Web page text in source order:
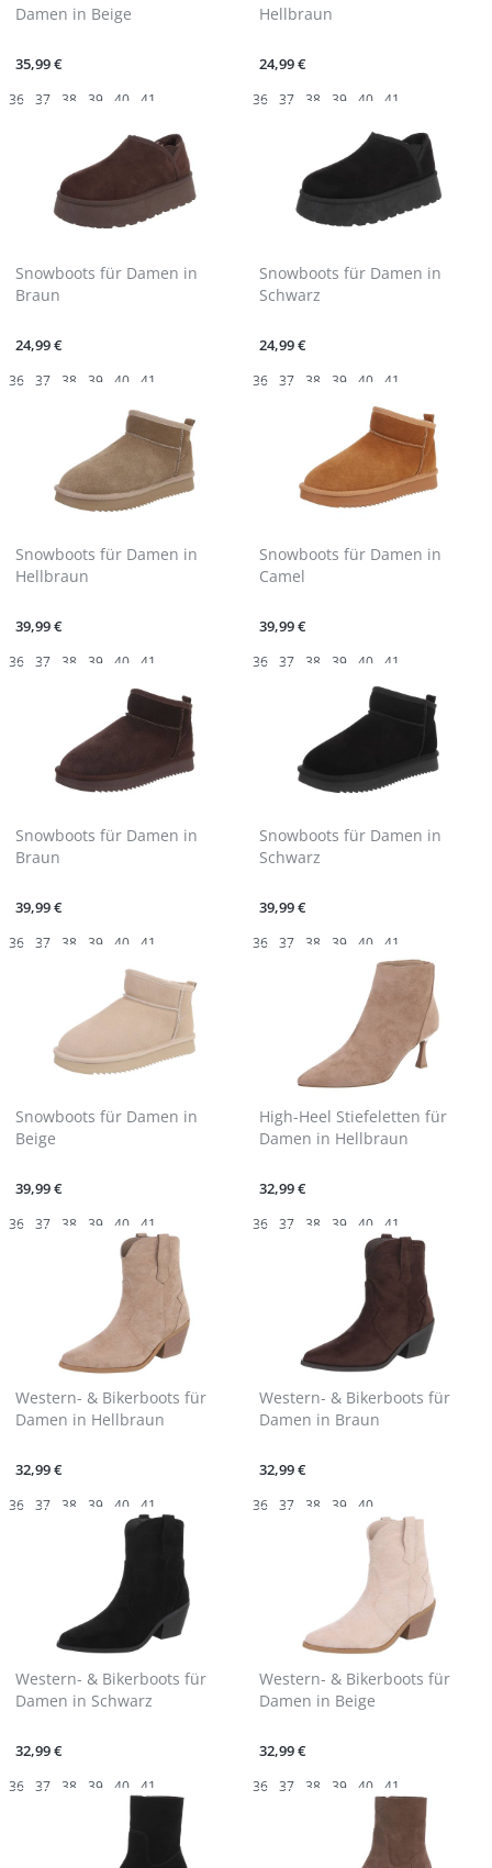
Damen in Beige
35,99 €
36 37 38 39 40 41
Hellbraun
24,99 €
36 37 38 39 40 41
Snowboots für Damen in
Braun
24,99 €
36 37 38 39 40 41
Snowboots für Damen in
Schwarz
24,99 €
36 37 38 39 40 41
Snowboots für Damen in
Hellbraun
39,99 €
36 37 38 39 40 41
Snowboots für Damen in
Camel
39,99 €
36 37 38 39 40 41
Snowboots für Damen in
Braun
39,99 €
36 37 38 39 40 41
Snowboots für Damen in
Schwarz
39,99 €
36 37 38 39 40 41
Snowboots für Damen in
Beige
39,99 €
36 37 38 39 40 41
High-Heel Stiefeletten für
Damen in Hellbraun
32,99 €
36 37 38 39 40 41
Western- & Bikerboots für
Damen in Hellbraun
32,99 €
36 37 38 39 40 41
Western- & Bikerboots für
Damen in Braun
32,99 €
36 37 38 39 40
Western- & Bikerboots für
Damen in Schwarz
32,99 €
36 37 38 39 40 41
Western- & Bikerboots für
Damen in Beige
32,99 €
36 37 38 39 40 41